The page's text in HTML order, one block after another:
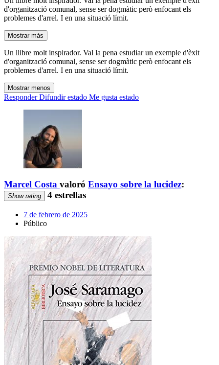
d'organització comunal, sense ser dogmàtic però enfocant els
problemes d'arrel. I en una situació límit.
Mostrar más
Un llibre molt inspirador. Val la pena estudiar un exemple d'èxit
d'organització comunal, sense ser dogmàtic però enfocant els
problemes d'arrel. I en una situació límit.
Mostrar menos
Responder Difundir estado Me gusta estado
Marcel Costa valoró Ensayo sobre la lucidez:
Show rating 4 estrellas
7 de febrero de 2025
Público